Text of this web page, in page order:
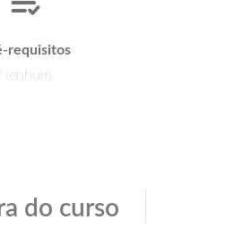
requisitos
Nenhum
do curso